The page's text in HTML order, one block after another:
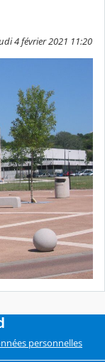
4 février 2021 11:20
personnelles